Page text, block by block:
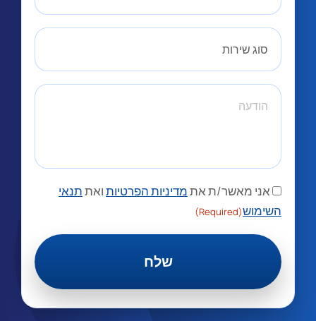
אני מאשר/ת אתמדיניות הפרטיותואתתנאי
השימוש(Required)